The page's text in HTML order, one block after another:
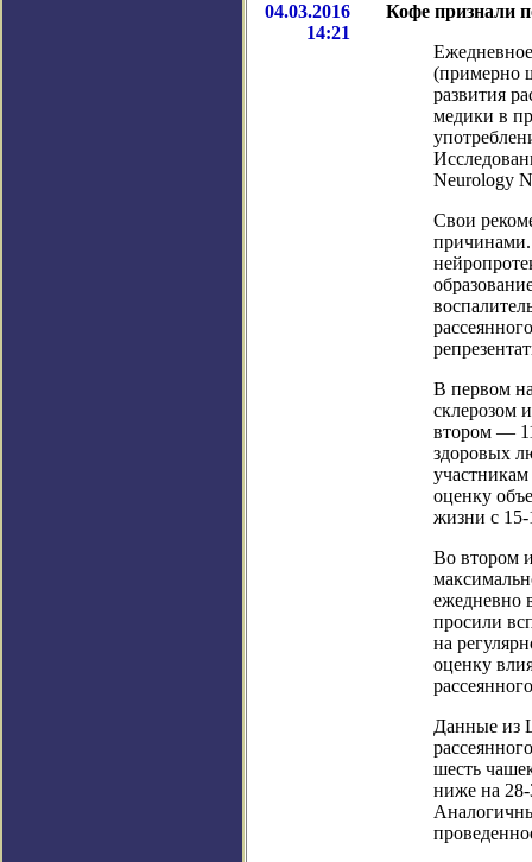
04.03.2016
14:21
Кофе признали
(примерно
развития
медики в
Neurology
Свои
причинами.
В первом
склерозом
втором —
здоровых
оценку
жизни с 15-
Во втором
ежедневно
просили
на
оценку
Данные из
шесть
ниже на 28-